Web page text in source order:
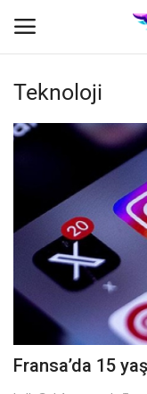
Giriş yapmak
İş Platformu
TVNET
TOPLUM
Londra
Teknoloji
Fransa’da 15